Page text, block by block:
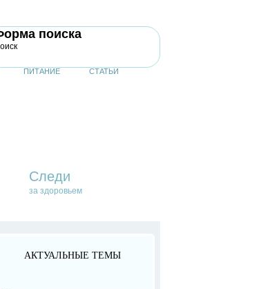
поиска
ПИТАНИЕ СТАТЬИ
Следи
за здоровьем
АКТУАЛЬНЫЕ ТЕМЫ